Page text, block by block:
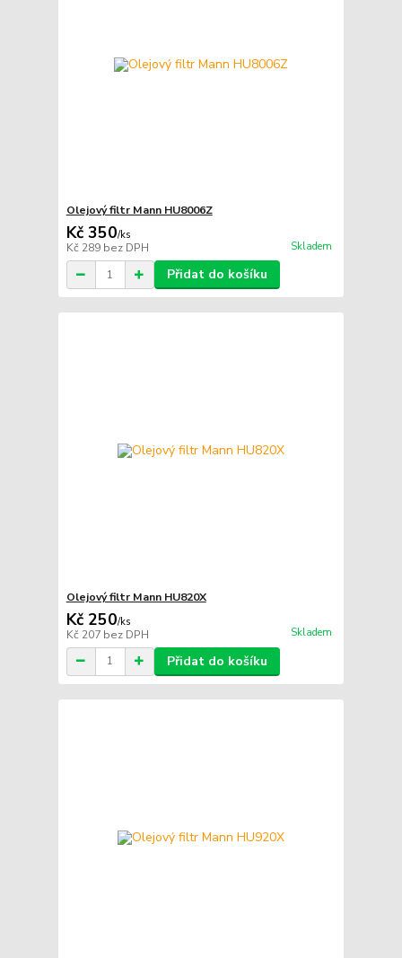
Olejový filtr Mann HU8006Z
Kč 350/ks
Kč 289 bez DPH Skladem
Přidat do košíku
Olejový filtr Mann HU820X
Kč 250/ks
Kč 207 bez DPH Skladem
Přidat do košíku